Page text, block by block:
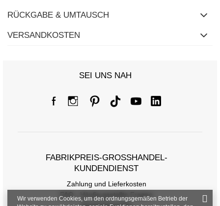
RÜCKGABE & UMTAUSCH
VERSANDKOSTEN
SEI UNS NAH
FABRIKPREIS-GROSSHANDEL-K
UNDENDIENST
Zahlung und Lieferkosten
FAQ - Häufig gestellte Fragen
Wir verwenden Cookies, um den ordnungsgemäßen Betrieb der